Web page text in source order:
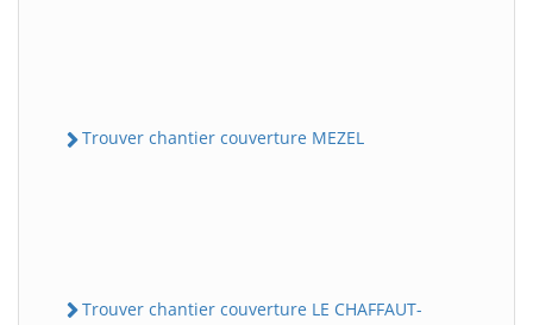
Trouver chantier couverture MEZEL
Trouver chantier couverture LE CHAFFAUT-